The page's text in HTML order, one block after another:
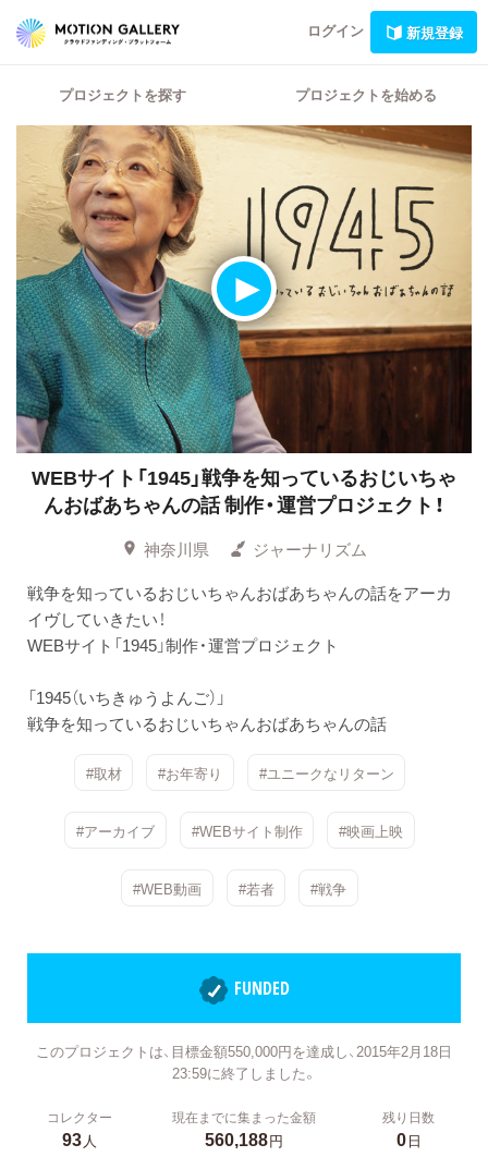
ログイン 新規登録
プロジェクトを探す プロジェクトを始める
WEBサイト「1945」戦争を知っているおじいちゃ
んおばあちゃんの話 制作・運営プロジェクト！
神奈川県
ジャーナリズム
戦争を知っているおじいちゃんおばあちゃんの話をアーカ
イヴしていきたい！
WEBサイト「1945」制作・運営プロジェクト
「1945（いちきゅうよんご）」
戦争を知っているおじいちゃんおばあちゃんの話
#取材 #お年寄り #ユニークなリターン
#アーカイブ #WEBサイト制作 #映画上映
#WEB動画 #若者 #戦争
FUNDED
このプロジェクトは、目標金額550,000円を達成し、2015年2月18日
23:59に終了しました。
コレクター
93人
現在までに集まった金額
560,188円
残り日数
0日